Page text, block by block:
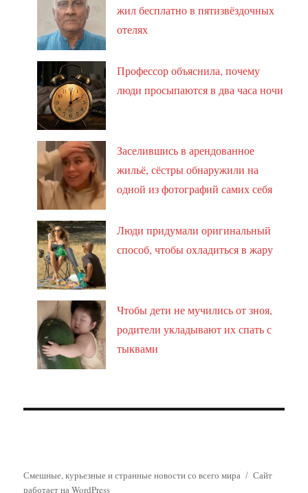
жил бесплатно в пятизвёздочных
отелях
Профессор объяснила, почему
люди просыпаются в два часа ночи
Заселившись в арендованное
жильё, сёстры обнаружили на
одной из фотографий самих себя
Люди придумали оригинальный
способ, чтобы охладиться в жару
Чтобы дети не мучились от зноя,
родители укладывают их спать с
тыквами
Смешные, курьезные и странные новости со всего мира
Сайт
работает на WordPress